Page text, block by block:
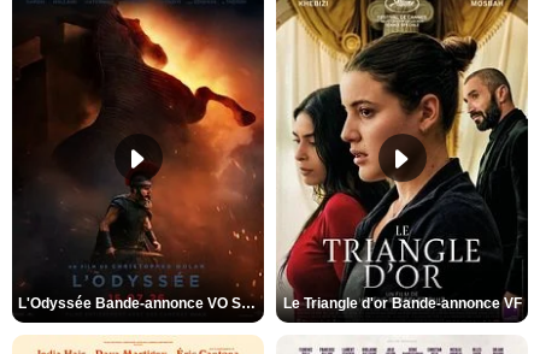
L'Odyssée Bande-annonce VO STFR Le Triangle d'or Bande-annonce VF